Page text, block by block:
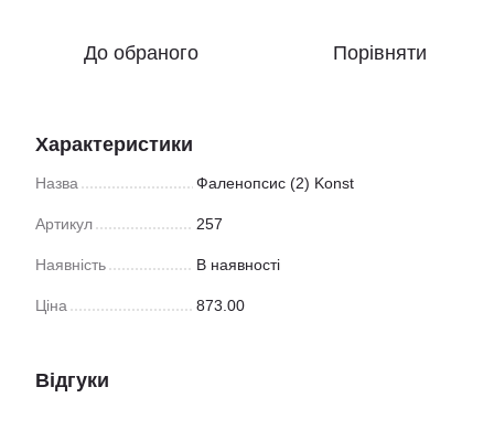
До обраного Порівняти
Характеристики
Назва Фаленопсис (2) Konst
Артикул 257
Наявність В наявності
Ціна 873.00
Відгуки